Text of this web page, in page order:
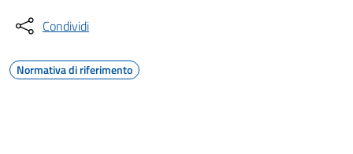
Condividi
Normativa di riferimento